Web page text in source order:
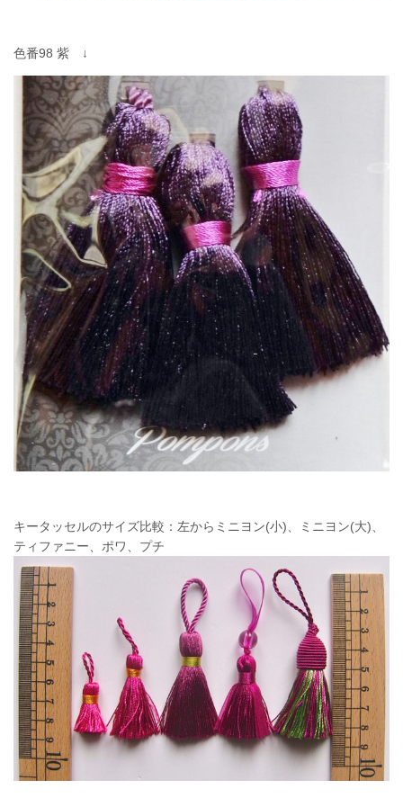
色番98 紫 ↓
キータッセルのサイズ比較：左からミニヨン(小)、ミニヨン(大)、
ティファニー、ポワ、プチ